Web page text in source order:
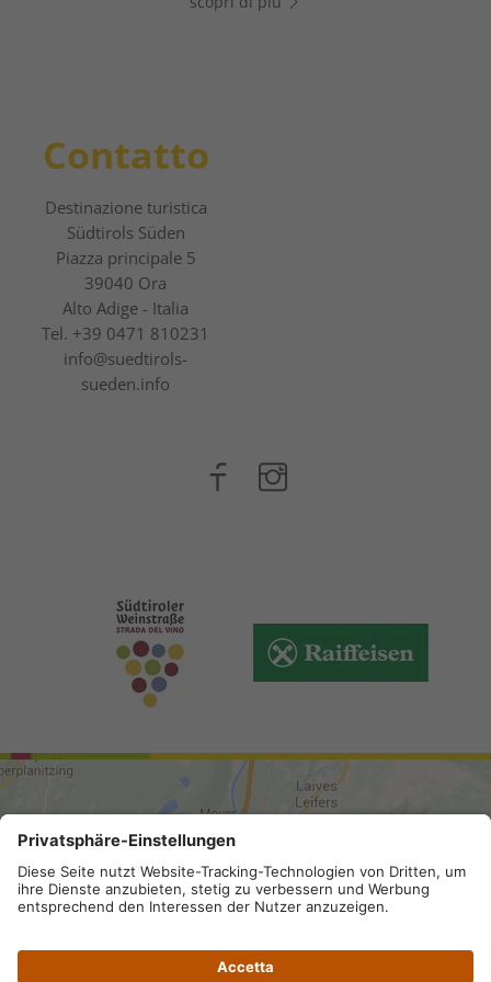
Contatto
Destinazione turistica
Südtirols Süden
Piazza principale 5
39040 Ora
Alto Adige - Italia
Tel. +39 0471 810231
info@suedtirols-
sueden.info
ARRIVO
Credits . Privacy